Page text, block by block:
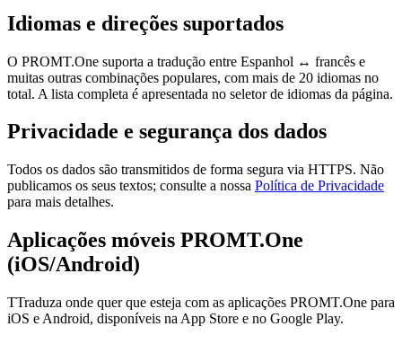
Idiomas e direções suportados
O PROMT.One suporta a tradução entre Espanhol ↔ francês e
muitas outras combinações populares, com mais de 20 idiomas no
total. A lista completa é apresentada no seletor de idiomas da página.
Privacidade e segurança dos dados
Todos os dados são transmitidos de forma segura via HTTPS. Não
publicamos os seus textos; consulte a nossa Política de Privacidade
para mais detalhes.
Aplicações móveis PROMT.One
(iOS/Android)
TTraduza onde quer que esteja com as aplicações PROMT.One para
iOS e Android, disponíveis na App Store e no Google Play.